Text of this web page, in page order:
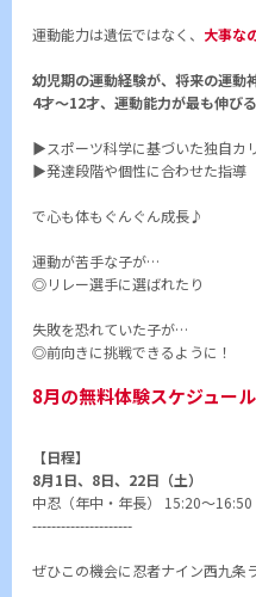
運動能力は遺伝ではなく、 大事な
幼児期の運動経験が、将来の運動
4才～12才、運動能力が最も伸び
▶スポーツ科学に基づいた独自カ
▶発達段階や個性に合わせた指導
で心も体もぐんぐん成長♪
運動が苦手な子が…
◎リレー選手に選ばれたり
失敗を恐れていた子が…
◎前向きに挑戦できるように！
8月の無料体験スケジュール
【日程】
8月1日、8日、22日（土）
中忍（年中・年長） 15:20～
---------------------
ぜひこの機会に忍者ナイン西九条